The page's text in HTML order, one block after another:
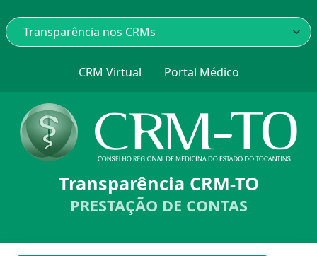
CRM Virtual Portal Médico
Transparência CRM-TO
PRESTAÇÃO DE CONTAS